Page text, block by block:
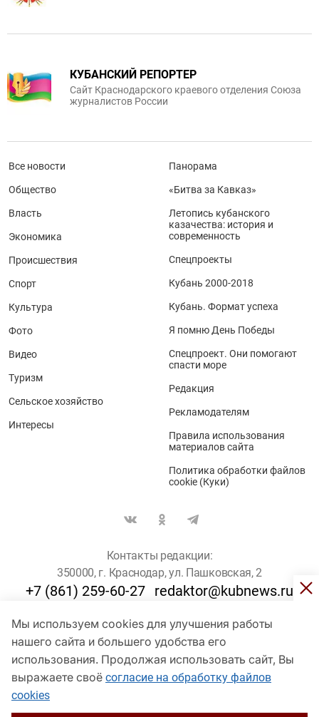
Мы используем cookies для улучшения работы
нашего сайта и большего удобства его
использования. Продолжая использовать сайт, Вы
выражаете своё согласие на обработку файлов
cookies
КУБАНСКИЙ РЕПОРТЕР
Сайт Краснодарского краевого отделения Союза
журналистов России
Все новости
Общество
Власть
Экономика
Происшествия
Спорт
Культура
Фото
Видео
Туризм
Сельское хозяйство
Интересы
Панорама
«Битва за Кавказ»
Летопись кубанского
казачества: история и
современность
Спецпроекты
Кубань 2000-2018
Кубань. Формат успеха
Я помню День Победы
Спецпроект. Они помогают
спасти море
Редакция
Рекламодателям
Правила использования
материалов сайта
Политика обработки файлов
cookie (Куки)
Контакты редакции:
350000, г. Краснодар, ул. Пашковская, 2
+7 (861) 259-60-27 redaktor@kubnews.ru
Для пользователей старше 16 лет
© Кубанские Новости, 2017
Сетевое издание «kubnews» зарегистрировано Федеральной
службой по надзору в сфере связи, информационных технологий
и массовых коммуникаций (Роскомнадзор). Регистрационный